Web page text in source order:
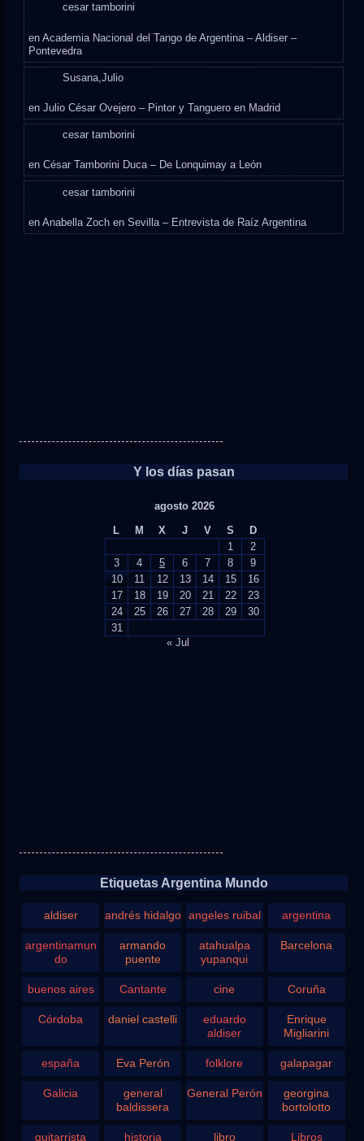
cesar tamborini
enAcademia Nacional del Tango de Argentina – Aldiser –
Pontevedra
Susana,Julio
enJulio César Ovejero – Pintor y Tanguero en Madrid
cesar tamborini
enCésar Tamborini Duca – De Lonquimay a León
cesar tamborini
enAnabella Zoch en Sevilla – Entrevista de Raíz Argentina
Y los días pasan
agosto 2026
L
M X J V S
D
1
2
3
4 5 6 7 8
9
10
11 12 13 14 15
16
17
18 19 20 21 22
23
24
25 26 27 28 29
30
31
« Jul
Etiquetas Argentina Mundo
aldiser andrés hidalgo angeles ruibal argentina
argentinamun
do
armando
puente
atahualpa
yupanqui
Barcelona
buenos aires Cantante cine Coruña
Córdoba daniel castelli
eduardo
aldiser
Enrique
Migliarini
españa Eva Perón folklore galapagar
Galicia
general
baldissera
General Perón
georgina
bortolotto
guitarrista historia libro Libros